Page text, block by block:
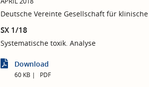
Deutsche Vereinte Gesellschaft für
SX 1/18
Systematische toxik. Analyse
Download
60 KB PDF